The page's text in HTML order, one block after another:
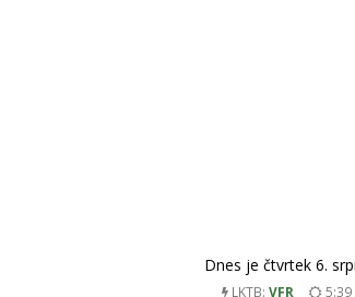
Dnes je čtvrtek 6.
5:39